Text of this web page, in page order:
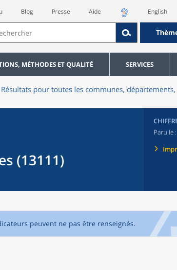
Blog Presse Aide English
MÉTHODES ET QUALITÉ SERVICES
pour toutes les communes,
(13111)
Paru le
peuvent ne pas être renseignés.